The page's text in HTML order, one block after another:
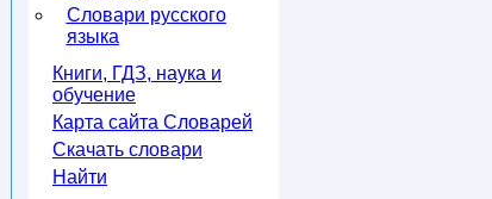
Словари русского
языка
Книги, ГДЗ, наука и
обучение
Карта сайта Словарей
Скачать словари
Найти